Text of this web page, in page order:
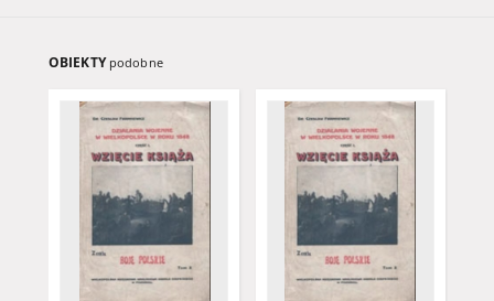
OBIEKTY podobne